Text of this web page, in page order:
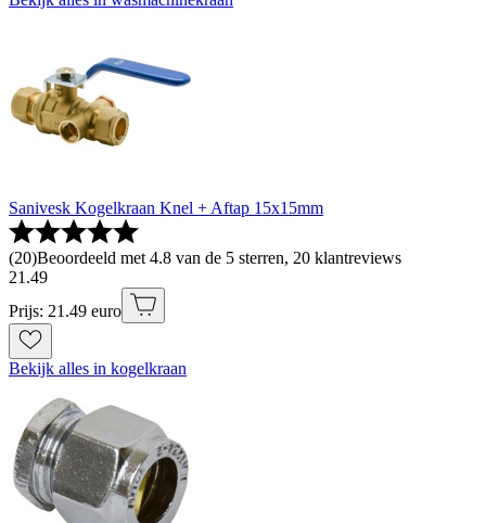
Sanivesk Kogelkraan Knel + Aftap 15x15mm
(20)Beoordeeld met 4.8 van de 5 sterren, 20 klantreviews
21 .49
Prijs: 21.49 euro
Bekijk alles in kogelkraan